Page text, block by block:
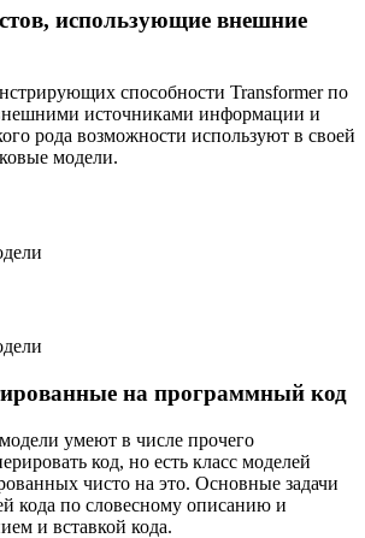
использующие внешние
способности Transformer по
источниками информации и
рода возможности используют в своей
модели.
на программный код
умеют в числе прочего
код, но есть класс моделей
чисто на это. Основные задачи
кода по словесному описанию и
и вставкой кода.